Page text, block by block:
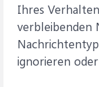
Ihres
verbleibenden
ignorieren